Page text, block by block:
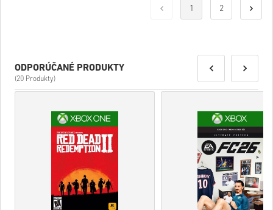
1 2
ODPORÚČANÉ PRODUKTY
(20 Produkty)